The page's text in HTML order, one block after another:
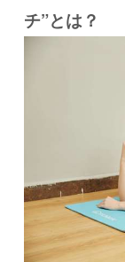
チ”とは？